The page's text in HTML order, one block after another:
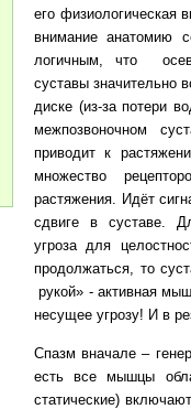
его физиологическая
внимание анатомию
логичным, что
суставы значительно
диске (из-за потери
межпозвоночном
приводит к
множество
растяжения. Идёт
сдвиге в суставе.
угроза для
продолжаться, то
рукой» - активная
несущее угрозу! И в
Спазм вначале –
есть все мышцы
статические)